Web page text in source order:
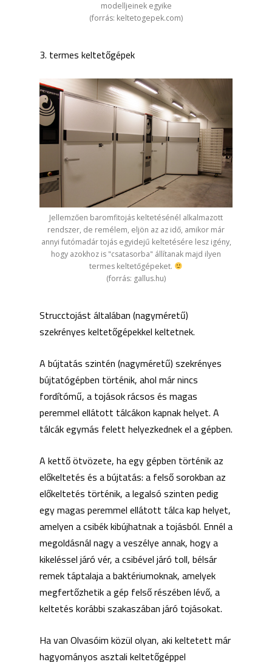
modelljeinek egyike
(forrás: keltetogepek.com)
3. termes keltetőgépek
Jellemzően baromfitojás keltetésénél alkalmazott
rendszer, de remélem, eljön az az idő, amikor már
annyi futómadár tojás egyidejű keltetésére lesz igény,
hogy azokhoz is "csatasorba" állítanak majd ilyen
termes keltetőgépeket.
(forrás: gallus.hu)
Strucctojást általában (nagyméretű)
szekrényes keltetőgépekkel keltetnek.
A bújtatás szintén (nagyméretű) szekrényes
bújtatógépben történik, ahol már nincs
fordítómű, a tojások rácsos és magas
peremmel ellátott tálcákon kapnak helyet. A
tálcák egymás felett helyezkednek el a gépben.
A kettő ötvözete, ha egy gépben történik az
előkeltetés és a bújtatás: a felső sorokban az
előkeltetés történik, a legalsó szinten pedig
egy magas peremmel ellátott tálca kap helyet,
amelyen a csibék kibújhatnak a tojásból. Ennél a
megoldásnál nagy a veszélye annak, hogy a
kikeléssel járó vér, a csibével járó toll, bélsár
remek táptalaja a baktériumoknak, amelyek
megfertőzhetik a gép felső részében lévő, a
keltetés korábbi szakaszában járó tojásokat.
Ha van Olvasóim közül olyan, aki keltetett már
hagyományos asztali keltetőgéppel